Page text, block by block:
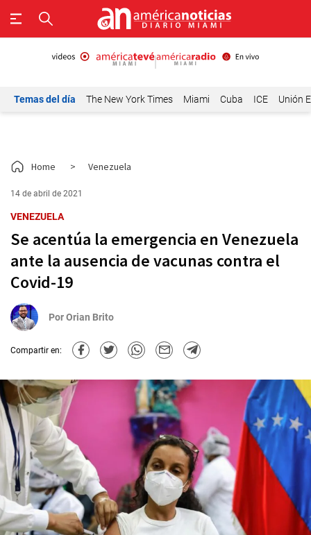
Temas del día The New York Times Miami Cuba ICE Unión
Home > Venezuela
14 de abril de 2021
VENEZUELA
Se acentúa la emergencia en Venezuela
ante la ausencia de vacunas contra el
Covid-19
PorOrian Brito
Compartir en: